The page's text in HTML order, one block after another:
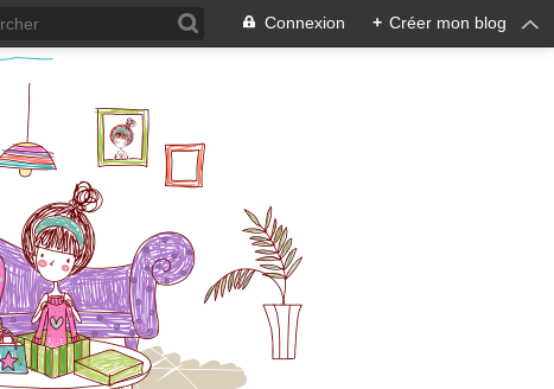
Connexion + Créer mon blog